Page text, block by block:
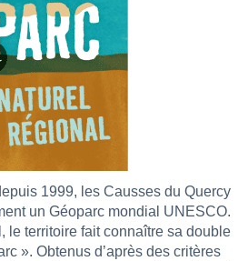
1999, les Causses du Quercy
un Géoparc mondial UNESCO.
le territoire fait connaître sa double
». Obtenus d’après des critères